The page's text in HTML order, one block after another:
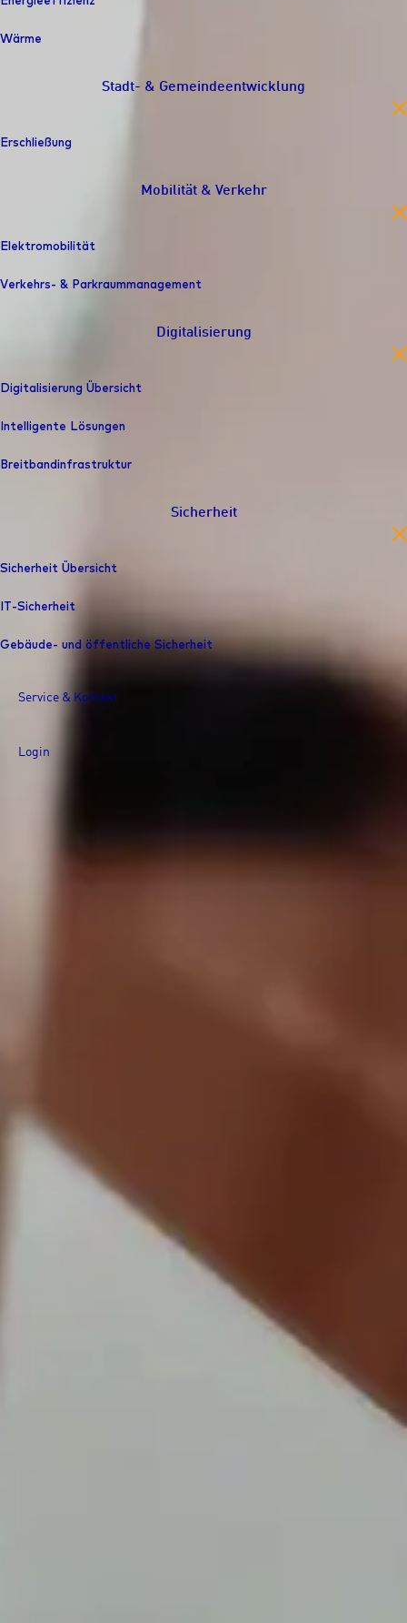
Wärme
Stadt- & Gemeindeentwicklung
Erschließung
Mobilität & Verkehr
Elektromobilität
Verkehrs- & Parkraummanagement
Digitalisierung
Digitalisierung Übersicht
Intelligente Lösungen
Breitbandinfrastruktur
Sicherheit
Sicherheit Übersicht
IT-Sicherheit
Gebäude- und öffentliche Sicherheit
Service & Kontakt
Login